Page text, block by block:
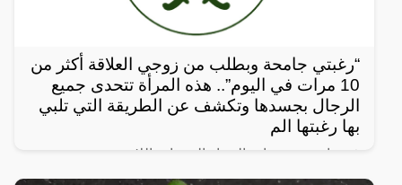
“رغبتي جامحة وبطلب من زوجي العلاقة أكثر من
10 مرات في اليوم”.. هذه المرأة تتحدى جميع
الرجال بجسدها وتكشف عن الطريقة التي تلبي
بها رغبتها الم
في واحدة من نوادر النساء العربيات اللاتي يعشن شهوة
مفرطة في الرغبة بالعلاقة الجنسية، سواءً ضمن علاقة